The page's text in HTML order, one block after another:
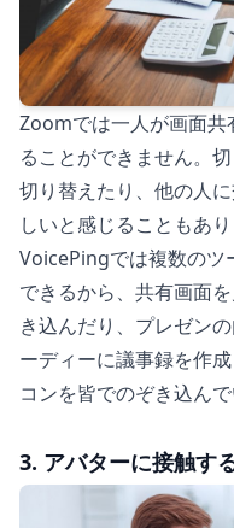
Zoomでは一人が画面共
ることができません。
切り替えたり、他の人
しいと感じることもあり
VoicePingでは複数のツ
できるから、共有画面
き込んだり、プレゼン
ーディーに議事録を作
コンを皆でのぞき込ん
3. アバターに接触す